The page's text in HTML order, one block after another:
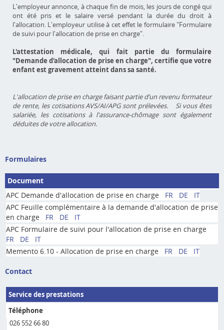
L'employeur annonce, à chaque fin de mois, les jours de congé qui
ont été pris et le salaire versé pendant la durée du droit à
l'allocation. L'employeur utilise à cet effet le formulaire "Formulaire
de suivi pour l'allocation de prise en charge".
L'attestation médicale, qui fait partie du formulaire
"Demande d'allocation de prise en charge", certifie que votre
enfant est gravement atteint dans sa santé.
L'allocation de prise en charge faisant partie d’un revenu formateur
de rente, les cotisations AVS/AI/APG sont prélevées. Si vous êtes
salariée, les cotisations à l'assurance-chômage sont également
déduites de votre allocation.
Formulaires
Document
APC Demande d'allocation de prise en charge FR DE
IT
APC Feuille complémentaire à la demande d'allocation de prise
en charge FR DE
IT
APC Formulaire de suivi pour l'allocation de prise en charge
FR
DE
IT
Memento 6.10 - Allocation de prise en charge FR DE IT
Contact
Service des prestations
Téléphone
026 552 66 80